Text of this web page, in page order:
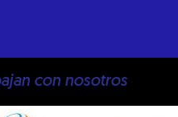
con nosotros